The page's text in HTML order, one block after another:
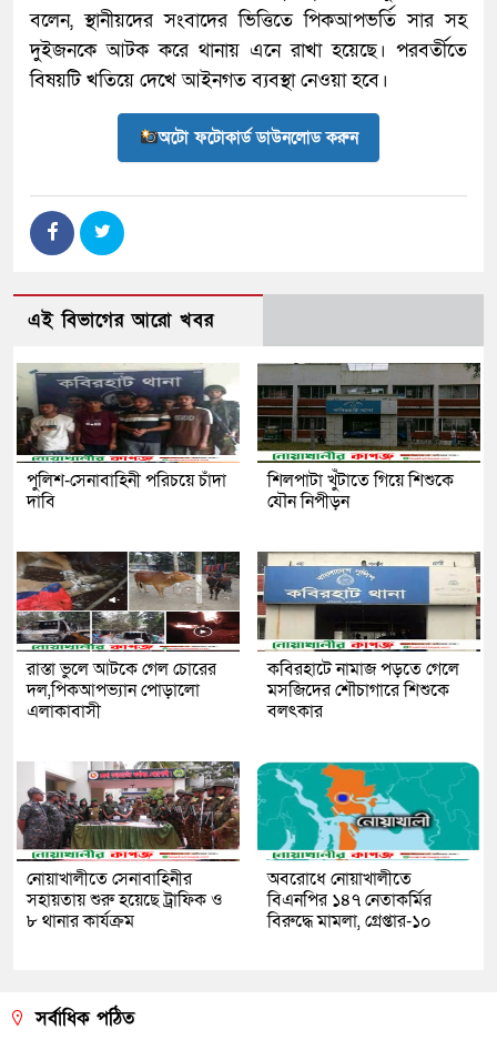
বলেন, স্থানীয়দের সংবাদের ভিত্তিতে পিকআপভর্তি সার সহ
দুইজনকে আটক করে থানায় এনে রাখা হয়েছে। পরবর্তীতে
বিষয়টি খতিয়ে দেখে আইনগত ব্যবস্থা নেওয়া হবে।
অটো ফটোকার্ড ডাউনলোড করুন
এই বিভাগের আরো খবর
পুলিশ-সেনাবাহিনী পরিচয়ে চাঁদা
দাবি
শিলপাটা খুঁটাতে গিয়ে শিশুকে
যৌন নিপীড়ন
রাস্তা ভুলে আটকে গেল চোরের
দল,পিকআপভ্যান পোড়ালো
এলাকাবাসী
কবিরহাটে নামাজ পড়তে গেলে
মসজিদের শৌচাগারে শিশুকে
বলৎকার
নোয়াখালীতে সেনাবাহিনীর
সহায়তায় শুরু হয়েছে ট্রাফিক ও
৮ থানার কার্যক্রম
অবরোধে নোয়াখালীতে
বিএনপির ১৪৭ নেতাকর্মির
বিরুদ্ধে মামলা, গ্রেপ্তার-১০
সর্বাধিক পঠিত